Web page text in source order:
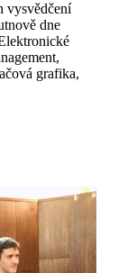
vysvědčení
dne
grafika,